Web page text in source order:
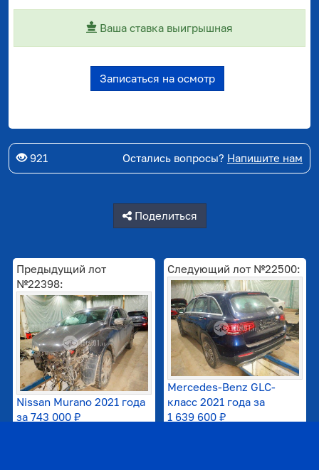
Ваша ставка выигрышная
Записаться на осмотр
921 Остались вопросы? Напишите нам
Поделиться
Предыдущий лот
№22398:
Nissan Murano 2021 года
за 743 000 ₽
Следующий лот №22500:
Mercedes-Benz GLC-
класс 2021 года за
1 639 600 ₽